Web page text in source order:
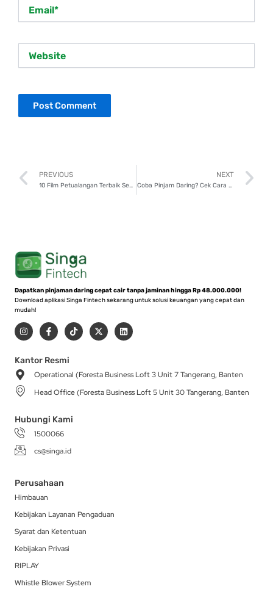
Prev
PREVIOUS
10 Film Petualangan Terbaik Sepanjang Masa, Sudah Nonton?
NEXT
Coba Pinjam Daring? Cek Cara Pilih Platform P2P Lending yang Aman
Dapatkan pinjaman daring cepat cair tanpa jaminan hingga Rp 48.000.000!
Download aplikasi Singa Fintech sekarang untuk solusi keuangan yang cepat dan
mudah!
I
n
s
a
g
r
a
m
F
a
c
b
o
-
T
i
k
X
-
t
t
r
L
i
n
i
Kantor Resmi
Operational (Foresta Business Loft 3 Unit 7 Tangerang, Banten
Head Office (Foresta Business Loft 5 Unit 30 Tangerang, Banten
Hubungi Kami
1500066
cs@singa.id
Perusahaan
Himbauan
Kebijakan Layanan Pengaduan
Syarat dan Ketentuan
Kebijakan Privasi
RIPLAY
Whistle Blower System